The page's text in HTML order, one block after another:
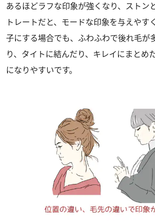
あるほどラフな印象が強くなり、ストン
トレートだと、モードな印象を与えやす
子にする場合でも、ふわふわで後れ毛が
り、タイトに結んだり、キレイにまとめ
になりやすいです。